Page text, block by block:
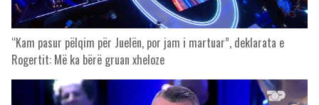
“Kam pasur pëlqim për Juelën, por jam i martuar”, deklarata e
Rogertit: Më ka bërë gruan xheloze